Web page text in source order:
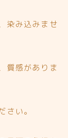
染み込みませ
質感がありま
さい。